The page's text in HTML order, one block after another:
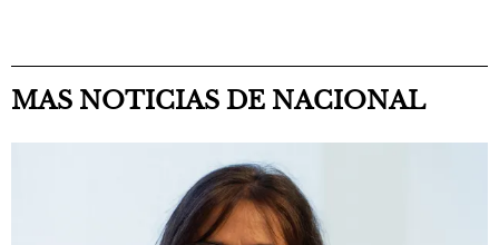
MAS NOTICIAS DE NACIONAL